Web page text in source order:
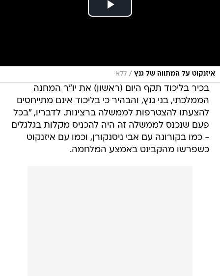
איזנקוט על המתווה של גנץ / ללא
בכיר בליכוד תקף היום (ראשון) את יו"ר המחנה
הממלכתי, בני גנץ, והבהיר כי בליכוד אינם מתייחסים
להצעתו להצטרפות לממשלה ברצינות. לדבריו, "בכל
פעם שנכנס לממשלה זה היה להכניס מקלות בגלגלים
- כמו בקורונה עם אבי ניסנקורן, וכמו עם איזנקוט
כשפרשו מהקבינט באמצע המלחמה.